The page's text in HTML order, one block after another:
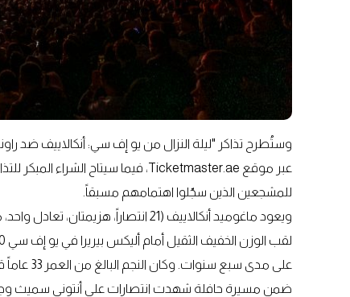
للمشجعين الذين سجّلوا اهتمامهم مسبقاً.
ويعود ماغوميد أنكالاييف (21
ضمن مسيرة حافلة شهدت انتصارات على أنتوني سميث